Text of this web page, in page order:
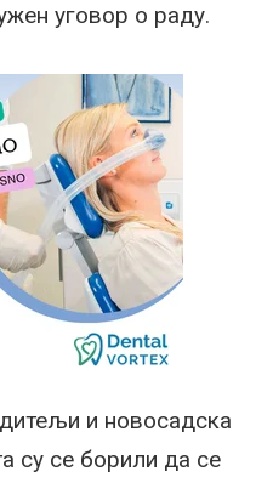
уговор о раду.
и новосадска
су се борили да се